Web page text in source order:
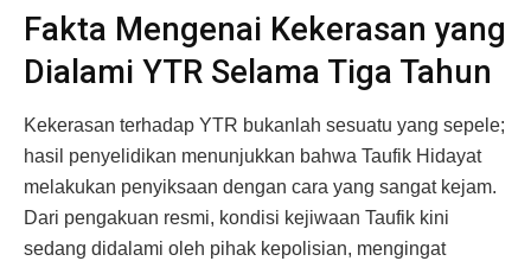
Fakta Mengenai Kekerasan yang
Dialami YTR Selama Tiga Tahun
Kekerasan terhadap YTR bukanlah sesuatu yang sepele;
hasil penyelidikan menunjukkan bahwa Taufik Hidayat
melakukan penyiksaan dengan cara yang sangat kejam.
Dari pengakuan resmi, kondisi kejiwaan Taufik kini
sedang didalami oleh pihak kepolisian, mengingat